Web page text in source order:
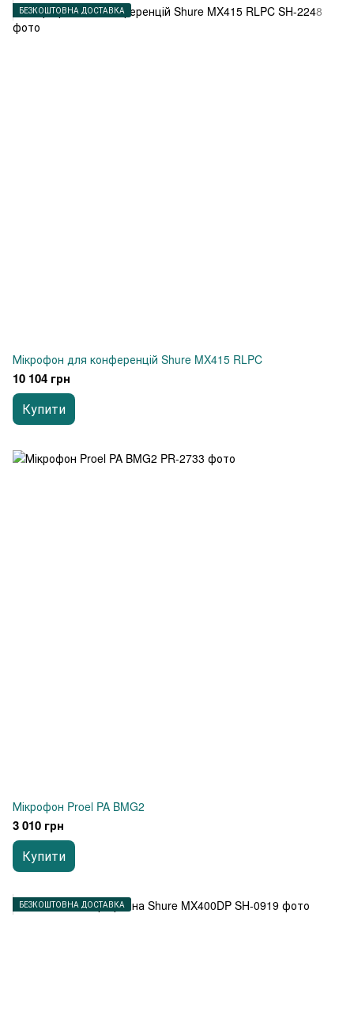
БЕЗКОШТОВНА ДОСТАВКА
Мікрофон для конференцій Shure MX415 RLPC
10 104 грн
Купити
Мікрофон Proel PA BMG2
3 010 грн
Купити
БЕЗКОШТОВНА ДОСТАВКА